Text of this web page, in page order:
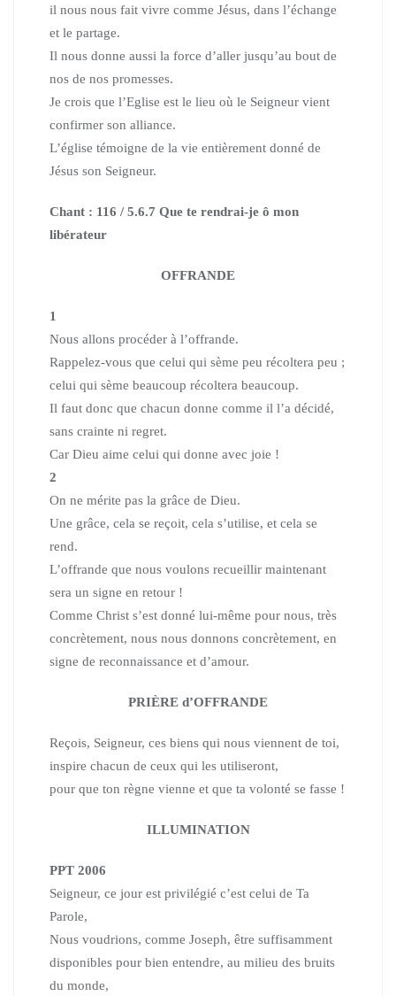
il nous nous fait vivre comme Jésus, dans l’échange
et le partage.
Il nous donne aussi la force d’aller jusqu’au bout de
nos de nos promesses.
Je crois que l’Eglise est le lieu où le Seigneur vient
confirmer son alliance.
L’église témoigne de la vie entièrement donné de
Jésus son Seigneur.
Chant : 116 / 5.6.7 Que te rendrai-je ô mon
libérateur
OFFRANDE
1
Nous allons procéder à l’offrande.
Rappelez-vous que celui qui sème peu récoltera peu ;
celui qui sème beaucoup récoltera beaucoup.
Il faut donc que chacun donne comme il l’a décidé,
sans crainte ni regret.
Car Dieu aime celui qui donne avec joie !
2
On ne mérite pas la grâce de Dieu.
Une grâce, cela se reçoit, cela s’utilise, et cela se
rend.
L’offrande que nous voulons recueillir maintenant
sera un signe en retour !
Comme Christ s’est donné lui-même pour nous, très
concrètement, nous nous donnons concrètement, en
signe de reconnaissance et d’amour.
PRIÈRE d’OFFRANDE
Reçois, Seigneur, ces biens qui nous viennent de toi,
inspire chacun de ceux qui les utiliseront,
pour que ton règne vienne et que ta volonté se fasse !
ILLUMINATION
PPT 2006
Seigneur, ce jour est privilégié c’est celui de Ta
Parole,
Nous voudrions, comme Joseph, être suffisamment
disponibles pour bien entendre, au milieu des bruits
du monde,